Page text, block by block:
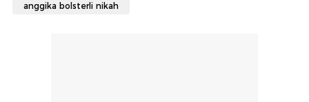
anggika bolsterli nikah